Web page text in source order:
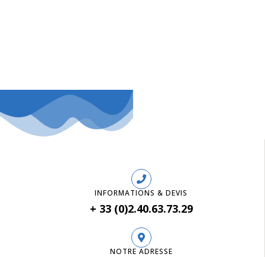
INFORMATIONS & DEVIS
+ 33 (0)2.40.63.73.29
NOTRE ADRESSE